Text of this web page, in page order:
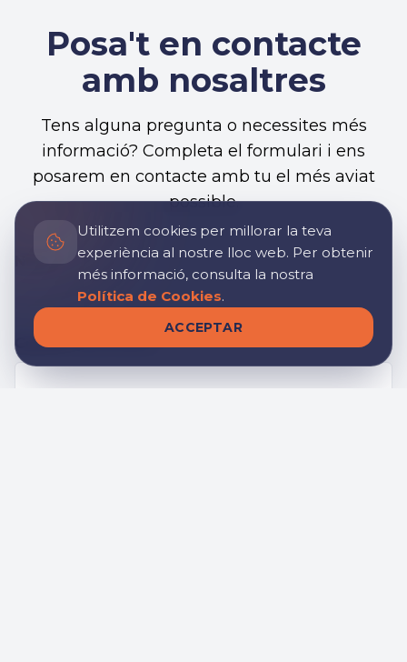
Posa't en contacte
amb nosaltres
Tens alguna pregunta o necessites més
informació? Completa el formulari i ens
posarem en contacte amb tu el més aviat
possible.
*
Correu electrònic *
Utilitzem cookies per millorar la teva
experiència al nostre lloc web. Per obtenir
més informació, consulta la nostra
Política de Cookies.
ACCEPTAR